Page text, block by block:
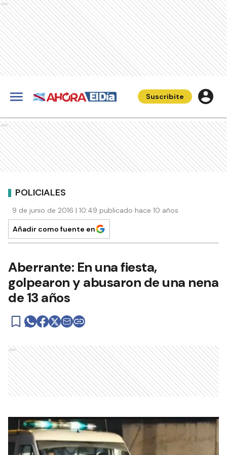
Ads
Suscribite
Ads
POLICIALES
9 de junio de 2016 | 10:49 publicado hace 10 años
Añadir como fuente en
Aberrante: En una fiesta,
golpearon y abusaron de una nena
de 13 años
Ads